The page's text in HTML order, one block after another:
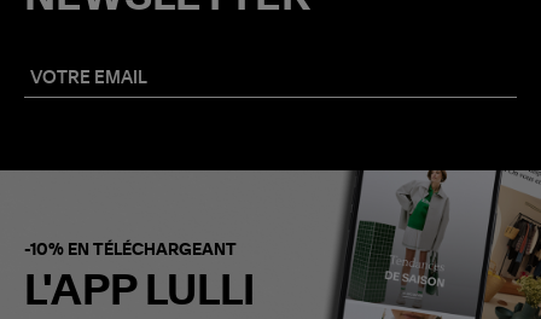
-10% EN TÉLÉCHARGEANT
L'APP LULLI